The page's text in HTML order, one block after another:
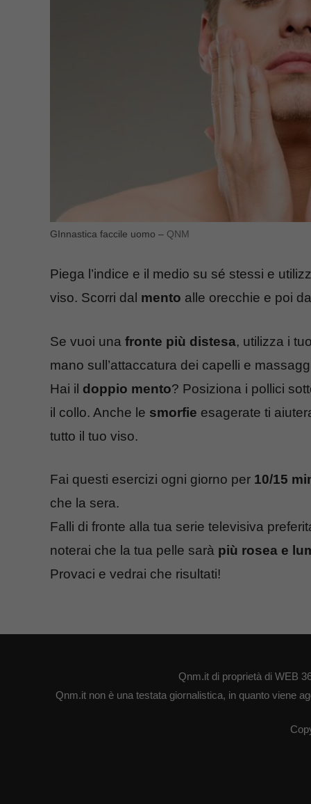
GInnastica faccile uomo – QNM
Piega l’indice e il medio su sé stessi e
viso. Scorri dal mento alle orecchie e poi
Se vuoi una fronte più distesa, utilizza i
mano sull’attaccatura dei capelli e
Hai il doppio mento? Posiziona i pollici
il collo. Anche le smorfie esagerate ti
tutto il tuo viso.
Fai questi esercizi ogni giorno per 10/15
che la sera.
Falli di fronte alla tua serie televisiva
noterai che la tua pelle sarà più rosea e
Provaci e vedrai che risultati!
Qnm.it di proprietà di WEB
Qnm.it non è una testata giornalistica, in quanto viene